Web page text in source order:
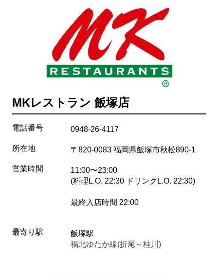
MKレストラン 飯塚店
電話番号 0948-26-4117
所在地 〒820-0083 福岡県飯塚市秋松890-1
営業時間
11:00〜23:00
(料理L.O. 22:30 ドリンクL.O. 22:30)
最終入店時間 22:00
最寄り駅
飯塚駅
福北ゆたか線(折尾～桂川)